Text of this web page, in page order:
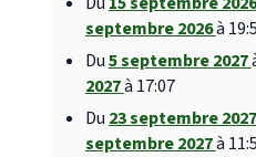
septembre 2026à
Du5 septembre 2027
2027à 17:07
Du 23 septembre 2027
septembre 2027à